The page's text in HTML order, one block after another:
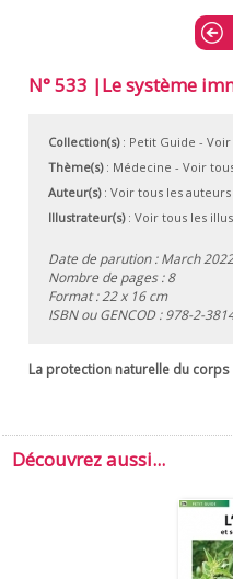
N° 533 |Le système
Collection(s): Petit Guide -
Thème(s): Médecine - Voir
Auteur(s): Voir tous les auteurs
Illustrateur(s): Voir tous les
Date de parution : March 2022
Nombre de pages : 8
Format : 22 x 16 cm
ISBN ou GENCOD :978-2-
La protection naturelle du corps
Découvrez aussi...